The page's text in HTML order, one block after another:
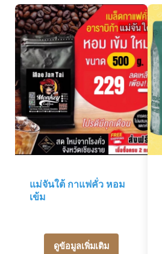
แม่จันใต้ กาแฟคั่ว หอม
เข้ม
ดูข้อมูลเพิ่มเติม